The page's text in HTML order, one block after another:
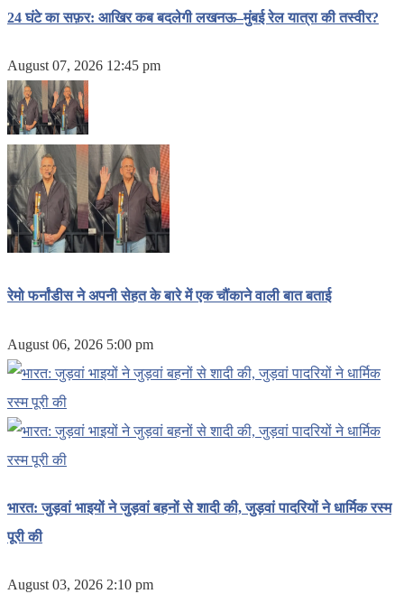
24 घंटे का सफ़र: आखिर कब बदलेगी लखनऊ–मुंबई रेल यात्रा की तस्वीर?
August 07, 2026 12:45 pm
रेमो फर्नांडीस ने अपनी सेहत के बारे में एक चौंकाने वाली बात बताई
August 06, 2026 5:00 pm
भारत: जुड़वां भाइयों ने जुड़वां बहनों से शादी की, जुड़वां पादरियों ने धार्मिक रस्म
पूरी की
August 03, 2026 2:10 pm